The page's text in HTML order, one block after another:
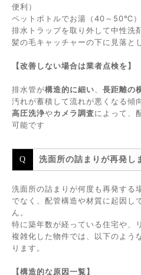
便利）
ペットボトルでお湯（40～50℃
排水トラップを取り外して中性洗
髪の毛キャッチャーの下に見落と
【改善しない場合は業者点検を】
排水管が構造的に細い 長距離の
汚れが蓄積して流れが悪くなる傾
高圧洗浄やカメラ調査によって、
可能です
洗面所の詰まりが再発し
洗面所の詰まりが何度も再発する
でなく、配管構造や材質に起因し
ん。
特に築年数が経っている住宅や、
複雑化した物件では、以下のよう
ります。
【構造的な原因一覧】